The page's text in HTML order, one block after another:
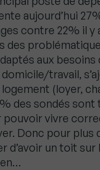
aujourd’hui
contre 22% il y
des
aux
travail,
(loyer,
des sondés sont
vivre
Donc pour plus
d’avoir un toit